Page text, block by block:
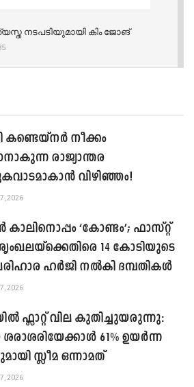
നടപടിയുമായി കിം ജോങ്
കണ്ടെയ്നർ നീക്കം
രാജ്യാന്തര
വിഴിഞ്ഞം!
2026
കാലിനൊപ്പം ‘കോണ്ടം’; ഫാസ്റ്റ്
14 കോടിയുടെ
ഹർജി നൽകി ദമ്പതികൾ
2026
ഫ്ലാറ്റ് വില കുതിച്ചുയരുന്നു:
ശരാശരിയേക്കാൾ 61% ഉയർന്ന
സ്ലീമ ഒന്നാമത്
2026